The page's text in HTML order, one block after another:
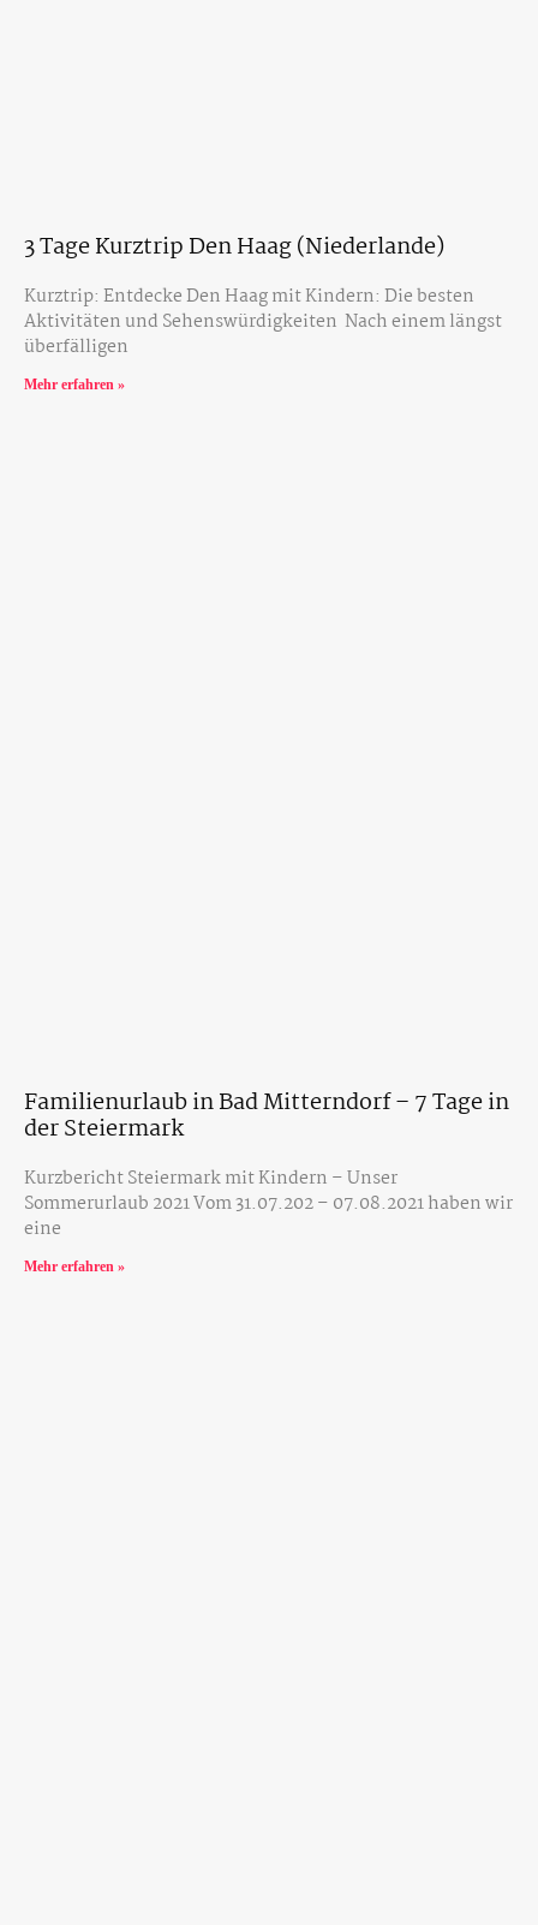
3 Tage Kurztrip Den Haag (Niederlande)
Kurztrip: Entdecke Den Haag mit Kindern: Die besten
Aktivitäten und Sehenswürdigkeiten Nach einem längst
überfälligen
Mehr erfahren »
Familienurlaub in Bad Mitterndorf – 7 Tage in
der Steiermark
Kurzbericht Steiermark mit Kindern – Unser
Sommerurlaub 2021 Vom 31.07.202 – 07.08.2021 haben wir
eine
Mehr erfahren »